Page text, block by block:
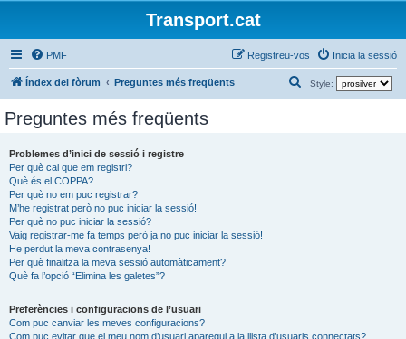
Transport.cat
PMF Inicia la sessió
Registreu-vos
Índex del fòrum Preguntes més freqüents Style:
e
Preguntes més freqüents
Problemes d’inici de sessió i registre
Per què cal que em registri?
Què és el COPPA?
Per què no em puc registrar?
M’he registrat però no puc iniciar la sessió!
Per què no puc iniciar la sessió?
Vaig registrar-me fa temps però ja no puc iniciar la sessió!
He perdut la meva contrasenya!
Per què finalitza la meva sessió automàticament?
Què fa l’opció “Elimina les galetes”?
Preferències i configuracions de l’usuari
Com puc canviar les meves configuracions?
Com puc evitar que el meu nom d’usuari aparegui a la llista d’usuaris connectats?